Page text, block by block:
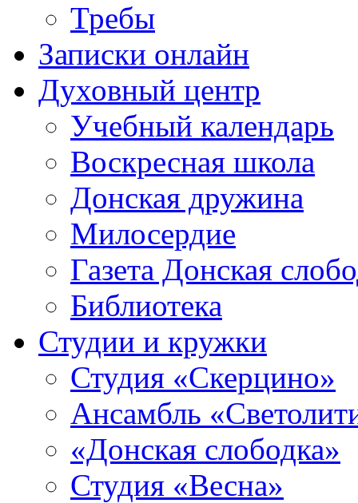
Требы
Записки онлайн
Духовный центр
Учебный календарь
Воскресная школа
Донская дружина
Милосердие
Газета Донская
Библиотека
Студии и кружки
Студия «Скерцино»
Ансамбль
«Донская слободка»
Студия «Весна»